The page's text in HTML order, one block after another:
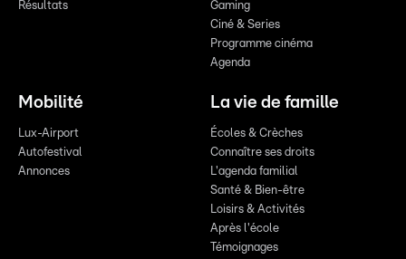
Résultats
Gaming
Ciné & Series
Programme cinéma
Agenda
Mobilité
Lux-Airport
Autofestival
Annonces
La vie de famille
Écoles & Crèches
Connaître ses droits
L'agenda familial
Santé & Bien-être
Loisirs & Activités
Après l'école
Témoignages